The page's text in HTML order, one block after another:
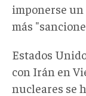
imponerse un
más
Estados
con Irán en
nucleares se